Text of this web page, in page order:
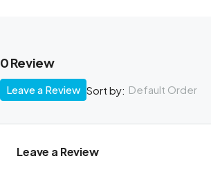
0 Review
Sort by: Default Order
Leave a Review
Leave a Review